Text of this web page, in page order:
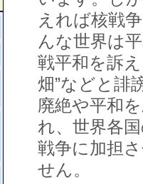
えれば核戦
んな世界は
戦平和を訴
畑”などと誹
廃絶や平和
れ、世界各
戦争に加担
せん。